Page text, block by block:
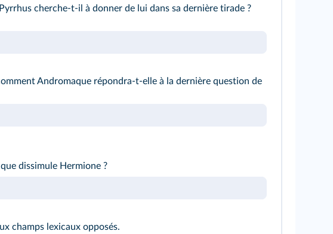
cherche-t-il à donner de lui dans sa dernière tirade ?
Andromaque répondra-t-elle à la dernière question de
dissimule Hermione ?
champs lexicaux opposés.